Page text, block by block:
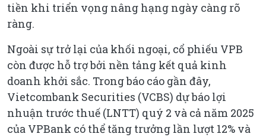
tiền khi triển vọng nâng hạng ngày càng rõ
ràng.
Ngoài sự trở lại của khối ngoại, cổ phiếu VPB
còn được hỗ trợ bởi nền tảng kết quả kinh
doanh khởi sắc. Trong báo cáo gần đây,
Vietcombank Securities (VCBS) dự báo lợi
nhuận trước thuế (LNTT) quý 2 và cả năm 2025
của VPBank có thể tăng trưởng lần lượt 12% và